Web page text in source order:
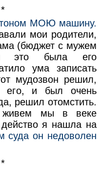
МОЮ машину.
мои родители,
(бюджет с мужем
это была его
ума записать
мудозвон решил,
его, и был очень
решил отомстить.
мы в веке
действо я нашла на
суда он недоволен